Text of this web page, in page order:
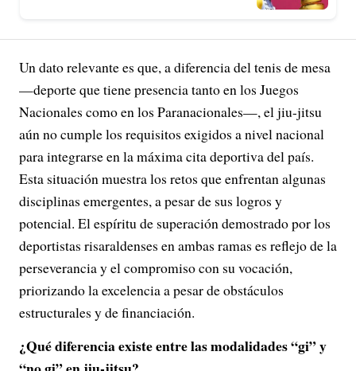
Un dato relevante es que, a diferencia del tenis de mesa
—deporte que tiene presencia tanto en los Juegos
Nacionales como en los Paranacionales—, el jiu-jitsu
aún no cumple los requisitos exigidos a nivel nacional
para integrarse en la máxima cita deportiva del país.
Esta situación muestra los retos que enfrentan algunas
disciplinas emergentes, a pesar de sus logros y
potencial. El espíritu de superación demostrado por los
deportistas risaraldenses en ambas ramas es reflejo de la
perseverancia y el compromiso con su vocación,
priorizando la excelencia a pesar de obstáculos
estructurales y de financiación.
¿Qué diferencia existe entre las modalidades “gi” y